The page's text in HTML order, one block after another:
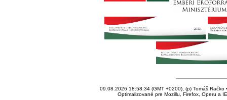
09.08.2026 18:58:34 (GMT +0200), (p) Tomáš Račko
Optimalizované pre Mozillu, Firefox, Operu a